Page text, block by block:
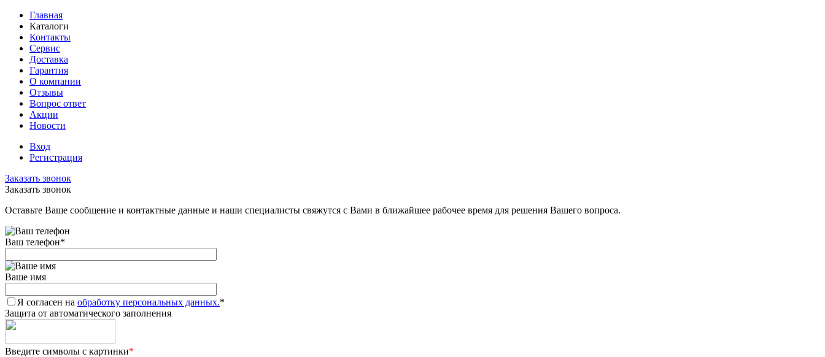
Главная
Каталоги
Контакты
Сервис
Доставка
Гарантия
О компании
Отзывы
Вопрос ответ
Акции
Новости
Вход
Регистрация
Заказать звонок
Заказать звонок
Оставьте Ваше сообщение и контактные данные и наши специалисты свяжутся с Вами в ближайшее рабочее время для решения Вашего вопроса.
Ваш телефон*
Ваше имя
Я согласен на обработку персональных данных.*
Защита от автоматического заполнения
Введите символы с картинки*